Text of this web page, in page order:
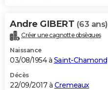
Andre GIBERT (63 ans)
Créer une cagnotte obsèques
Naissance
03/08/1954 à Saint-Chamond
Décès
22/09/2017 à Cremeaux